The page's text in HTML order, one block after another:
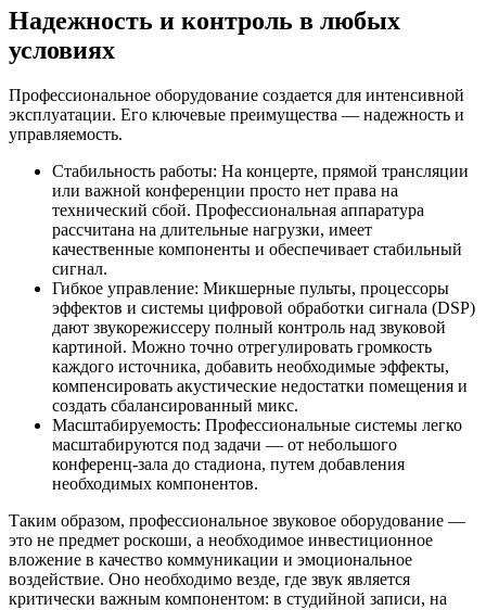
Надежность и контроль в любых
условиях
Профессиональное оборудование создается для интенсивной
эксплуатации. Его ключевые преимущества — надежность и
управляемость.
Стабильность работы: На концерте, прямой трансляции
или важной конференции просто нет права на
технический сбой. Профессиональная аппаратура
рассчитана на длительные нагрузки, имеет
качественные компоненты и обеспечивает стабильный
сигнал.
Гибкое управление: Микшерные пульты, процессоры
эффектов и системы цифровой обработки сигнала (DSP)
дают звукорежиссеру полный контроль над звуковой
картиной. Можно точно отрегулировать громкость
каждого источника, добавить необходимые эффекты,
компенсировать акустические недостатки помещения и
создать сбалансированный микс.
Масштабируемость: Профессиональные системы легко
масштабируются под задачи — от небольшого
конференц-зала до стадиона, путем добавления
необходимых компонентов.
Таким образом, профессиональное звуковое оборудование —
это не предмет роскоши, а необходимое инвестиционное
вложение в качество коммуникации и эмоциональное
воздействие. Оно необходимо везде, где звук является
критически важным компонентом: в студийной записи, на